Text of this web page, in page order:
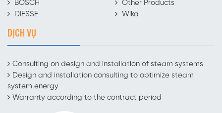
BOSCH
DIESSE
Other Products
Wika
DỊCH VỤ
Consulting on design and installation of steam systems
Design and installation consulting to optimize steam
system energy
Warranty according to the contract period